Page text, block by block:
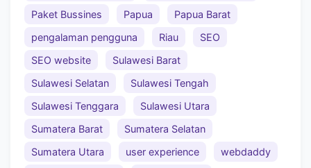
Paket Bussines
Papua
Papua Barat
pengalaman pengguna
Riau
SEO
SEO website
Sulawesi Barat
Sulawesi Selatan
Sulawesi Tengah
Sulawesi Tenggara
Sulawesi Utara
Sumatera Barat
Sumatera Selatan
Sumatera Utara
user experience
webdaddy